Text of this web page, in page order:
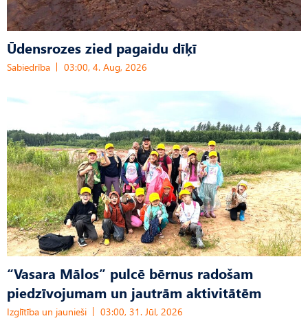
Ūdensrozes zied pagaidu dīķī
Sabiedrība 03:00, 4. Aug, 2026
“Vasara Mālos” pulcē bērnus radošam
piedzīvojumam un jautrām aktivitātēm
Izglītība un jaunieši 03:00, 31. Jūl, 2026